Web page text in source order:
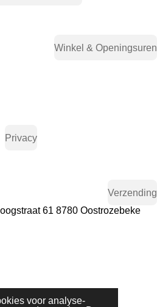
voor analyse-
Winkel & Openingsuren
Privacy
Verzending
61 8780 Oostrozebeke